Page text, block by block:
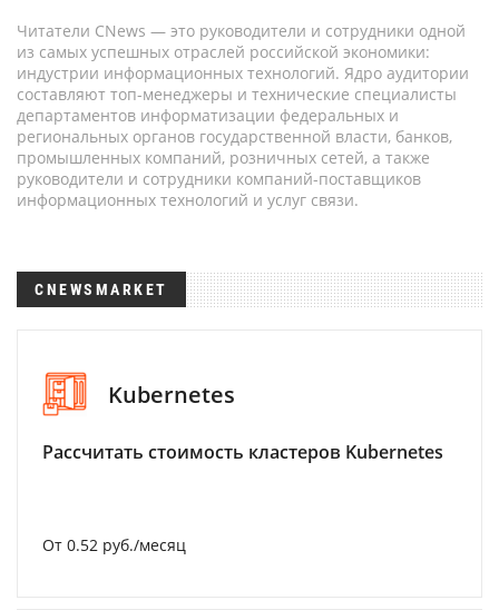
Читатели CNews — это руководители и сотрудники одной
из самых успешных отраслей российской экономики:
индустрии информационных технологий. Ядро аудитории
составляют топ-менеджеры и технические специалисты
департаментов информатизации федеральных и
региональных органов государственной власти, банков,
промышленных компаний, розничных сетей, а также
руководители и сотрудники компаний-поставщиков
информационных технологий и услуг связи.
CNEWSMARKET
Kubernetes
Рассчитать стоимость кластеров Kubernetes
От 0.52 руб./месяц